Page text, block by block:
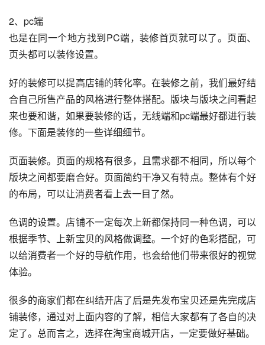
2、pc端
也是在同一个地方找到PC端，装修首页就可以了。页面、
页头都可以装修设置。
好的装修可以提高店铺的转化率。在装修之前，我们最好结
合自己所售产品的风格进行整体搭配。版块与版块之间看起
来也要和谐，如果要装修的话，无线端和pc端最好都进行装
修。下面是装修的一些详细细节。
页面装修。页面的规格有很多，且需求都不相同，所以每个
版块之间都要磨合好。页面简约干净又有特点。整体有个好
的布局，可以让消费者看上去一目了然。
色调的设置。店铺不一定每次上新都保持同一种色调，可以
根据季节、上新宝贝的风格做调整。一个好的色彩搭配，可
以给消费者一个好的导航作用，也会给他们带来很好的视觉
体验。
很多的商家们都在纠结开店了后是先发布宝贝还是先完成店
铺装修，通过对上面内容的了解，相信大家都有了各自的决
定了。总而言之，选择在淘宝商城开店，一定要做好基础。